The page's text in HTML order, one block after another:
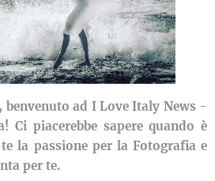
benvenuto ad I Love Italy News -
Ci piacerebbe sapere quando è
la passione per la Fotografia e
per te.